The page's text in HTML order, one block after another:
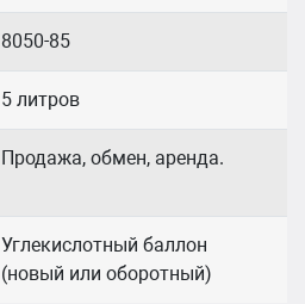
8050-85
5 литров
Продажа, обмен, аренда.
Углекислотный баллон
(новый или оборотный)